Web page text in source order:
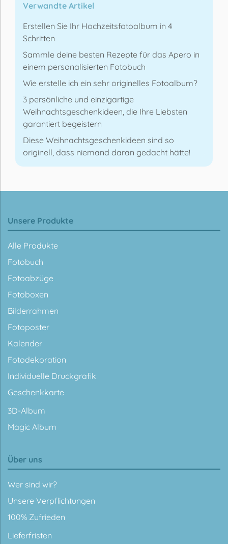
Verwandte Artikel
Erstellen Sie Ihr Hochzeitsfotoalbum in 4
Schritten
Sammle deine besten Rezepte für das Apero in
einem personalisierten Fotobuch
Wie erstelle ich ein sehr originelles Fotoalbum?
3 persönliche und einzigartige
Weihnachtsgeschenkideen, die Ihre Liebsten
garantiert begeistern
Diese Weihnachtsgeschenkideen sind so
originell, dass niemand daran gedacht hätte!
Unsere Produkte
Alle Produkte
Fotobuch
Fotoabzüge
Fotoboxen
Bilderrahmen
Fotoposter
Kalender
Fotodekoration
Individuelle Druckgrafik
Geschenkkarte
3D-Album
Magic Album
Über uns
Wer sind wir?
Unsere Verpflichtungen
100% Zufrieden
Lieferfristen